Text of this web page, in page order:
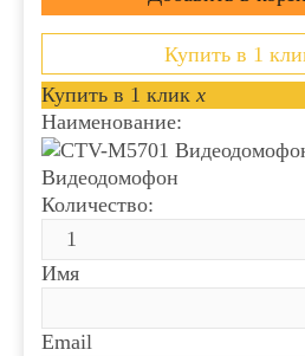
Купить в 1
Купить в 1 клик x
Наименование:
Видеодомофон
Количество:
Имя
Email